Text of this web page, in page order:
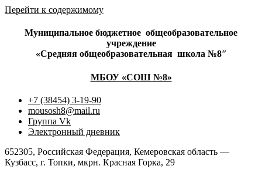
Перейти к содержимому
Муниципальное бюджетное общеобразовательное
учреждение
«Средняя общеобразовательная школа №8″
МБОУ «СОШ №8»
+7 (38454) 3-19-90
mousosh8@mail.ru
Группа Vk
Электронный дневник
652305, Российская Федерация, Кемеровская область —
Кузбасс, г. Топки, мкрн. Красная Горка, 29